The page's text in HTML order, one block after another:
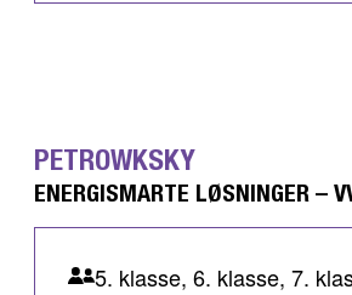
PETROWKSKY
ENERGISMARTE LØSNINGER –
5. klasse, 6. klasse, 7.